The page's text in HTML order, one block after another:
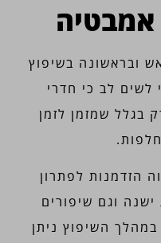
אמבטיה
ובראשונה בשיפוץ
לב כי חדרי
בגלל שמזמן לזמן
הזדמנות לפתרון
וגם שיפורים
השיפוץ ניתן